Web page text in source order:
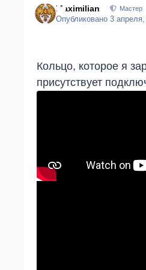
Maximilian Мастер
Опубликовано3
Кольцо, которое я
присутствует